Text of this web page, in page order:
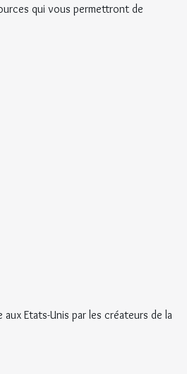
qui vous permettront de
Etats-Unis par les créateurs de la